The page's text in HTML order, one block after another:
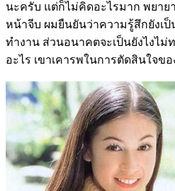
นะครับ แต่ก็ไม่คิดอะไรมาก พยา
หน้าจีบ ผมยืนยันว่าความรู้สึกยังเป็
ทำงาน ส่วนอนาคตจะเป็นยังไงไ
อะไร เขาเคารพในการตัดสินใจข